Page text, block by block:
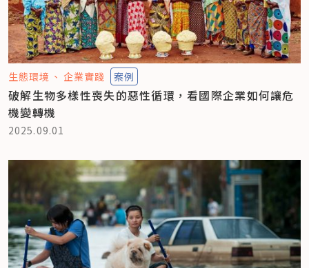
生態環境 企業實踐 案例
破解生物多樣性喪失的惡性循環，看國際企業如何讓危
機變轉機
2025.09.01